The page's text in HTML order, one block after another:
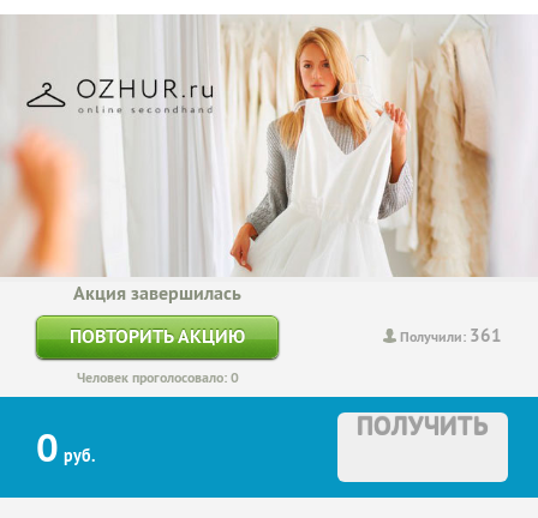
Получили: 361
Акция завершилась
ПОВТОРИТЬ АКЦИЮ
Человек проголосовало: 0
0 руб.
ПОЛУЧИТЬ